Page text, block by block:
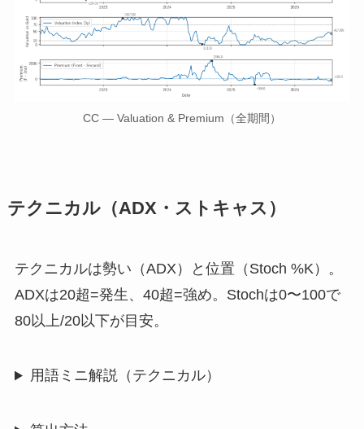
CC — Valuation & Premium（全期間）
テクニカル（ADX・ストキャス）
テクニカルは勢い（ADX）と位置（Stoch %K）。
ADXは20超=発生、40超=強め。Stochは0〜100で
80以上/20以下が目安。
用語ミニ解説（テクニカル）